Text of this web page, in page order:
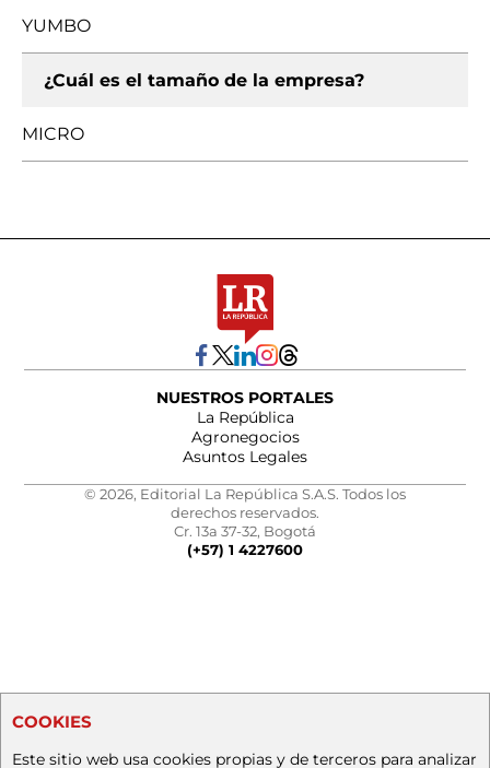
YUMBO
¿Cuál es el tamaño de la empresa?
MICRO
NUESTROS PORTALES
La República
Agronegocios
Asuntos Legales
© 2026, Editorial La República S.A.S. Todos los
derechos reservados.
Cr. 13a 37-32, Bogotá
(+57) 1 4227600
COOKIES
Este sitio web usa cookies propias y de terceros para analizar